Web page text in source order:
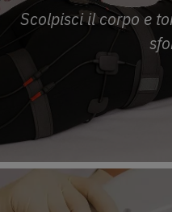
Scolpisci il corpo e